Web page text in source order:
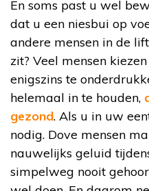
En soms past u wel
dat u een niesbui op
andere mensen in de
zit? Veel mensen
enigszins te
helemaal in te houden,
gezond. Als u in uw
nodig. Dove mensen
nauwelijks geluid
simpelweg nooit